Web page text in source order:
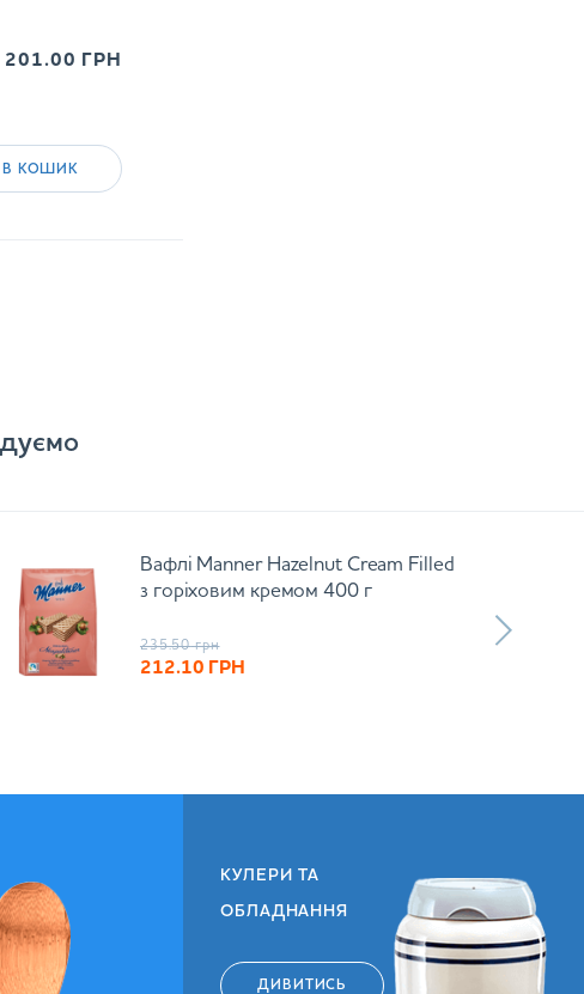
201.00 ГРН
В КОШИК
Вафлі Manner Hazelnut Cream Filled
з горіховим кремом 400 г
235.50 грн
212.10 ГРН
КУЛЕРИ ТА
ОБЛАДНАННЯ
ДИВИТИСЬ